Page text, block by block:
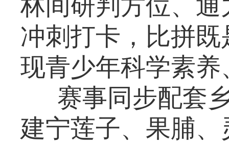
林间研判方位、
冲刺打卡，比拼
现青少年科学素
赛事同步配套
建宁莲子、果脯